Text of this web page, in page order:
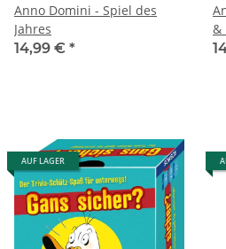
Anno Domini - Spiel des
Jahres
14,99 € *
&
AUF LAGER